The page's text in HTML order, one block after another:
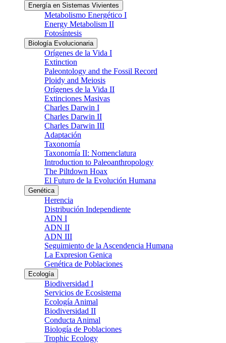
Energía en Sistemas Vivientes
Metabolismo Energético I
Energy Metabolism II
Fotosíntesis
Biología Evolucionaria
Orígenes de la Vida I
Extinction
Paleontology and the Fossil Record
Ploidy and Meiosis
Orígenes de la Vida II
Extinciones Masivas
Charles Darwin I
Charles Darwin II
Charles Darwin III
Adaptación
Taxonomía
Taxonomía II: Nomenclatura
Introduction to Paleoanthropology
The Piltdown Hoax
El Futuro de la Evolución Humana
Genética
Herencia
Distribución Independiente
ADN I
ADN II
ADN III
Seguimiento de la Ascendencia Humana
La Expresion Genica
Genética de Poblaciones
Ecología
Biodiversidad I
Servicios de Ecosistema
Ecología Animal
Biodiversidad II
Conducta Animal
Biología de Poblaciones
Trophic Ecology